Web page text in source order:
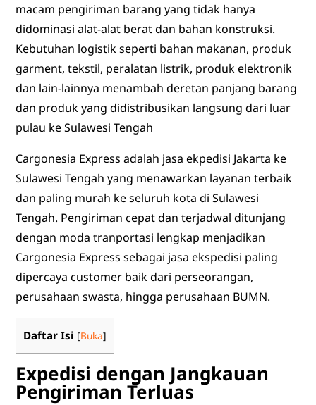
macam pengiriman barang yang tidak hanya
didominasi alat-alat berat dan bahan konstruksi.
Kebutuhan logistik seperti bahan makanan, produk
garment, tekstil, peralatan listrik, produk elektronik
dan lain-lainnya menambah deretan panjang barang
dan produk yang didistribusikan langsung dari luar
pulau ke Sulawesi Tengah
Cargonesia Express adalah jasa ekpedisi Jakarta ke
Sulawesi Tengah yang menawarkan layanan terbaik
dan paling murah ke seluruh kota di Sulawesi
Tengah. Pengiriman cepat dan terjadwal ditunjang
dengan moda tranportasi lengkap menjadikan
Cargonesia Express sebagai jasa ekspedisi paling
dipercaya customer baik dari perseorangan,
perusahaan swasta, hingga perusahaan BUMN.
Daftar Isi [Buka]
Expedisi dengan Jangkauan
Pengiriman Terluas